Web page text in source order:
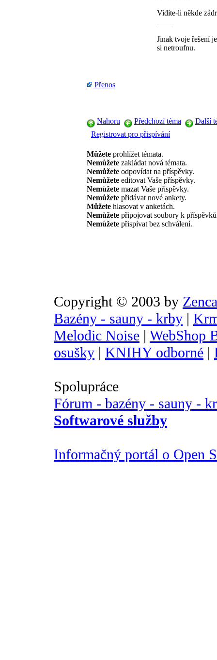
Vidíte-li někde
Jinak tvoje řešení
si netroufnu.
Přenos
Nahoru Předchozí téma
Další
Registrovat pro přispívání
Můžete prohlížet témata.
Nemůžete zakládat nová témata.
Nemůžete odpovídat na příspěvky.
Nemůžete editovat Vaše příspěvky.
Nemůžete mazat Vaše příspěvky.
Nemůžete přidávat nové ankety.
Můžete hlasovat v anketách.
Nemůžete připojovat soubory k
Nemůžete přispívat bez schválení.
Copyright © 2003 by
Bazény - sauny - krby |
Melodic Noise | WebShop
osušky | KNIHY odborné |
Spolupráce
Fórum - bazény - sauny -
Softwarové služby
Informačný portál o Open